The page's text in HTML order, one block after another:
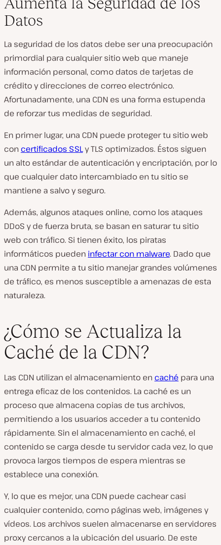
Datos
La seguridad de los datos debe ser una preocupación
primordial para cualquier sitio web que maneje
información personal, como datos de tarjetas de
crédito y direcciones de correo electrónico.
Afortunadamente, una CDN es una forma estupenda
de reforzar tus medidas de seguridad.
En primer lugar, una CDN puede proteger tu sitio web
con certificados SSLy TLS optimizados. Éstos siguen
un alto estándar de autenticación y encriptación, por lo
que cualquier dato intercambiado en tu sitio se
mantiene a salvo y seguro.
Además, algunos ataques online, como los ataques
DDoS y de fuerza bruta, se basan en saturar tu sitio
web con tráfico. Si tienen éxito, los piratas
informáticos pueden infectar con malware. Dado que
una CDN permite a tu sitio manejar grandes volúmenes
de tráfico, es menos susceptible a amenazas de esta
naturaleza.
¿Cómo se Actualiza la
Caché de la CDN?
Las CDN utilizan el almacenamiento en caché para una
entrega eficaz de los contenidos. La caché es un
proceso que almacena copias de tus archivos,
permitiendo a los usuarios acceder a tu contenido
rápidamente. Sin el almacenamiento en caché, el
contenido se carga desde tu servidor cada vez, lo que
provoca largos tiempos de espera mientras se
establece una conexión.
Y, lo que es mejor, una CDN puede cachear casi
cualquier contenido, como páginas web, imágenes y
vídeos. Los archivos suelen almacenarse en servidores
proxy cercanos a la ubicación del usuario. De este